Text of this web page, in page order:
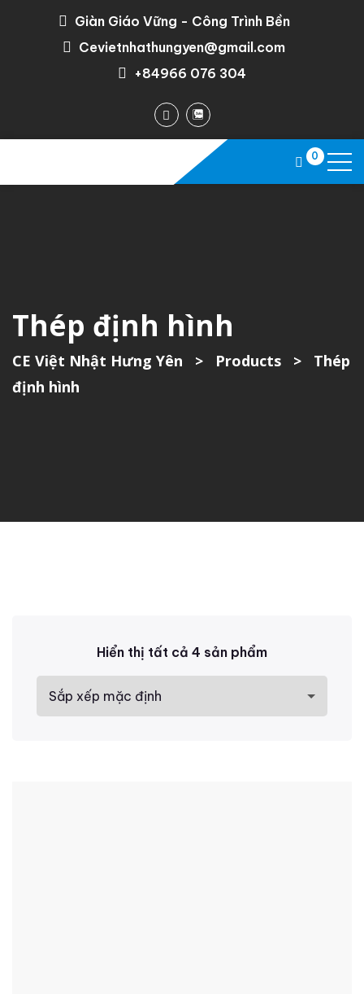
Giàn Giáo Vững - Công Trình Bền
Cevietnhathungyen@gmail.com
+84966 076 304
0
Thép định hình
CE Việt Nhật Hưng Yên > Products >
Thép
định hình
Hiển thị tất cả 4 sản phẩm